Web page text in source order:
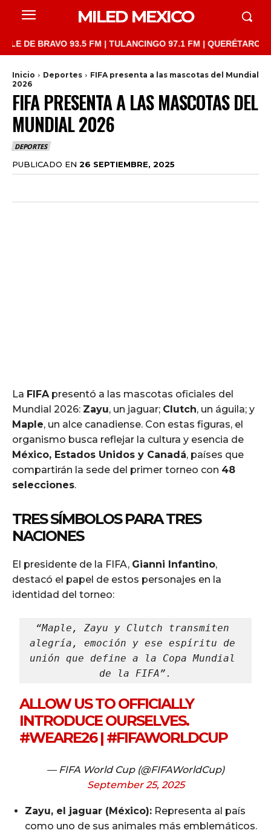
MILED MEXICO
BRAVO 93.5 FM | TULANCINGO 97.1 FM | QUERÉTARO
Inicio Deportes
FIFA presenta a las mascotas del Mundial
2026
FIFA PRESENTA A LAS MASCOTAS DEL
MUNDIAL 2026
DEPORTES
PUBLICADO EN 26 SEPTIEMBRE, 2025
La FIFApresentó a las mascotas oficiales del
Mundial 2026: Zayu, un jaguar; Clutch, un águila; y
Maple, un alce canadiense. Con estas figuras, el
organismo busca reflejar la cultura y esencia de
México, Estados Unidos y Canadá, países que
compartirán la sede del primer torneo con 48
selecciones.
TRES SÍMBOLOS PARA TRES
NACIONES
El presidente de la FIFA, Gianni Infantino,
destacó el papel de estos personajes en la
identidad del torneo:
“Maple, Zayu y Clutch transmiten
alegría, emoción y ese espíritu de
unión que define a la Copa Mundial
de la FIFA”.
ALLOW US TO OFFICIALLY
INTRODUCE OURSELVES.
#WEARE26| #FIFAWORLDCUP
— FIFA World Cup (@FIFAWorldCup)
September 25, 2025
Zayu, el jaguar (México): Representa al país
como uno de sus animales más emblemáticos.